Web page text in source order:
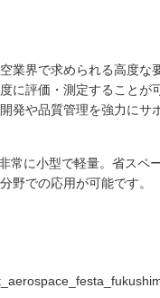
業界で求められる高度な
に評価・測定すること
発や品質管理を強力に
に小型で軽量。省スペ
野での応用が可能です。